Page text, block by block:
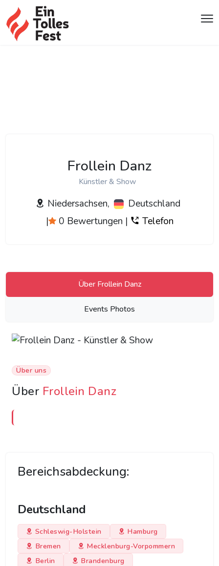
Frollein Danz
Künstler & Show
Niedersachsen,
Deutschland
|
0 Bewertungen | Telefon
Über Frollein Danz
Events Photos
Über uns
Über Frollein Danz
Bereichsabdeckung:
Deutschland
Schleswig-Holstein
Hamburg
Bremen
Mecklenburg-Vorpommern
Berlin
Brandenburg